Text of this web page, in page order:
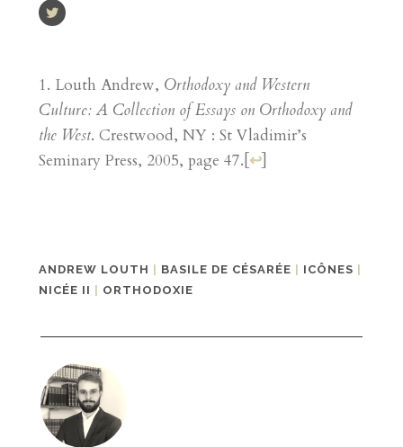
Louth Andrew, Orthodoxy and Western
Culture: A Collection of Essays on Orthodoxy and
the West. Crestwood, NY : St Vladimir’s
Seminary Press, 2005, page 47. ↩]
ANDREW LOUTH | BASILE DE CÉSARÉE | ICÔNES |
NICÉE II | ORTHODOXIE